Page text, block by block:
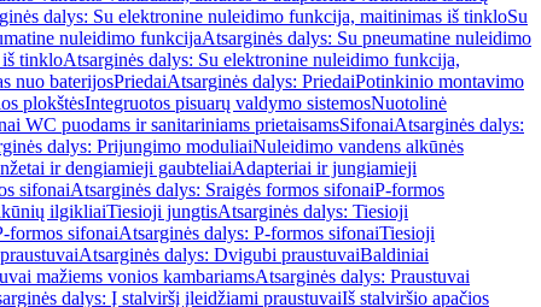
dalys: Su elektronine nuleidimo funkcija, maitinimas iš tinkloSu
nuleidimo funkcijaAtsarginės dalys: Su pneumatine nuleidimo
tinkloAtsarginės dalys: Su elektronine nuleidimo funkcija,
nuo baterijosPriedaiAtsarginės dalys: PriedaiPotinkinio montavimo
plokštėsIntegruotos pisuarų valdymo sistemosNuotolinė
WC puodams ir sanitariniams prietaisamsSifonaiAtsarginės dalys:
dalys: Prijungimo moduliaiNuleidimo vandens alkūnės
ir dengiamieji gaubteliaiAdapteriai ir jungiamieji
sifonaiAtsarginės dalys: Sraigės formos sifonaiP-formos
ilgikliaiTiesioji jungtisAtsarginės dalys: Tiesioji
formos sifonaiAtsarginės dalys: P-formos sifonaiTiesioji
Atsarginės dalys: Dvigubi praustuvaiBaldiniai
mažiems vonios kambariamsAtsarginės dalys: Praustuvai
dalys: Į stalviršį įleidžiami praustuvaiIš stalviršio apačios